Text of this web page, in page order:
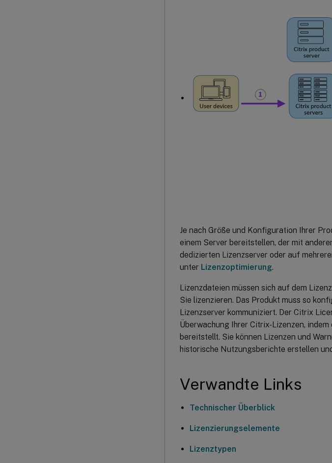
Je nach Größe und Konfiguration Ihrer
einem Server bereitstellen, der mit
dedizierten Lizenzserver oder auf
unter Lizenzoptimierung.
Lizenzdateien müssen sich auf dem
Sie lizenzieren. Das Produkt muss so
Lizenzserver kommuniziert. Der Citrix
Überwachung Ihrer Citrix-Lizenzen,
bereitstellt. Sie können Lizenzen und
historische Nutzungsberichte erstellen
Verwandte Links
Technischer Überblick
Lizenzierungselemente
Lizenztypen